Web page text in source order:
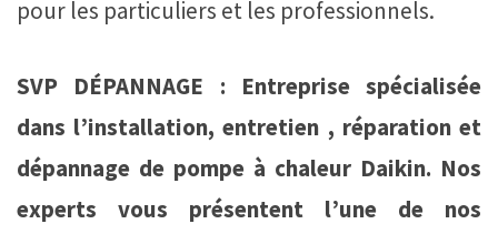
pour les particuliers et les professionnels.
SVP DÉPANNAGE : Entreprise spécialisée
dans l’installation, entretien , réparation et
dépannage de pompe à chaleur Daikin. Nos
experts vous présentent l’une de nos